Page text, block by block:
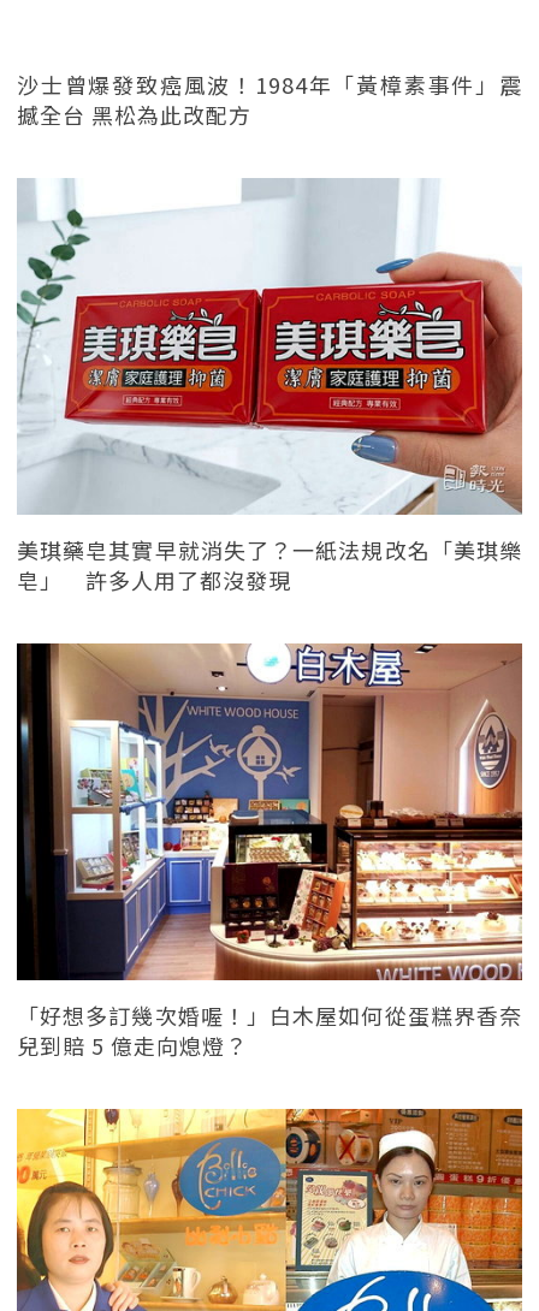
沙士曾爆發致癌風波！1984年「黃樟素事件」震
撼全台 黑松為此改配方
美琪藥皂其實早就消失了？一紙法規改名「美琪樂
皂」 許多人用了都沒發現
「好想多訂幾次婚喔！」白木屋如何從蛋糕界香奈
兒到賠 5 億走向熄燈？